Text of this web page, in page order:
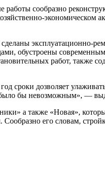
сообразно
экономическом
эксплуатационно-
обустроены
работ, также
сроки дозволяет
бы невозможным», —
а также «Новая»,
его словам,